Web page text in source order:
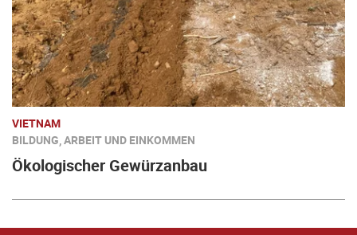
VIETNAM
BILDUNG, ARBEIT UND EINKOMMEN
Ökologischer Gewürzanbau